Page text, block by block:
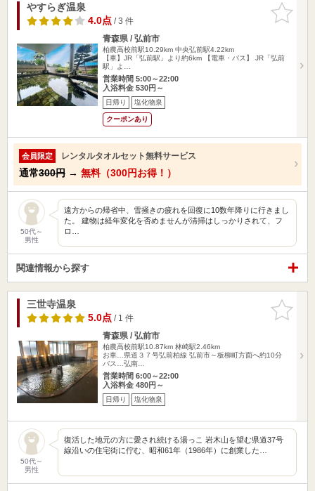
お気に入
りに追加
やすらぎ温泉
4.0点/ 3 件
青森県 / 弘前市
柏農高校前駅10.29km 中央弘前駅4.22km
【車】JR「弘前駅」より約6km 【電車・バス】 JR「弘前
駅」よ…
営業時間 5:00～22:00
入浴料金 530円～
日帰り 塩化物泉
クーポンあり
会員限定 レンタルタオルセット無料サービス
通常300円 → 無料（300円お得！）
50代～
男性
遠方からの帰省中、雪掻きの疲れを回復に10数年降りに行きまし
た。 建物は経年変化を否めませんが清掃はしっかりされて、フ
ロ…
関連情報から探す
お気に入
りに追加
三世寺温泉
5.0点/ 1 件
青森県 / 弘前市
柏農高校前駅10.87km 林崎駅2.46km
お車…県道３７号弘前柏線 弘前市～板柳町方面へ約10分
バス…弘南…
営業時間 6:00～22:00
入浴料金 480円～
日帰り 塩化物泉
50代～
男性
復活した地元の方に愛され続ける湯っこ 岩木山を望む県道37号
線沿いの住宅街に佇む、昭和61年（1986年）に創業した…